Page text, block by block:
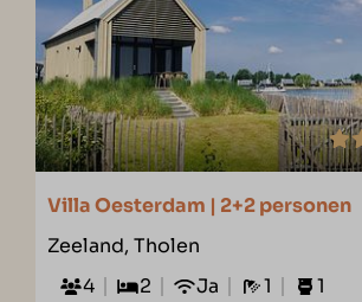
Villa Oesterdam | 2+2 personen
Zeeland, Tholen
4
2 Ja 1
1